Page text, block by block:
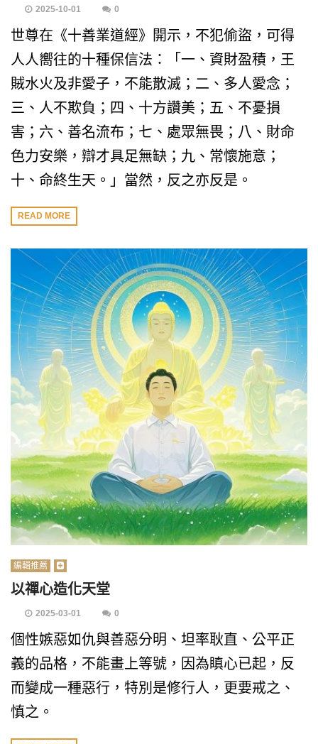
2025-10-01 0
世尊在《十善業道經》開示，不犯偷盜，可得
人人嚮往的十種保信法：「一、資財盈積，王
賊水火及非愛子，不能散滅；二、多人愛念；
三、人不欺負；四、十方讚美；五、不憂損
害；六、善名流布；七、處眾無畏；八、財命
色力安樂，辯才具足無缺；九、常懷施意；
十、命終生天。」當然，反之亦反是。
READ MORE
編輯推薦
以禪心造化天堂
2025-03-01 0
個性嫉惡如仇與善惡分明、坦率耿直、公平正
義的品格，不能畫上等號，因為瞋心已起，反
而變成一種惡行，特別是修行人，更要戒之、
慎之。